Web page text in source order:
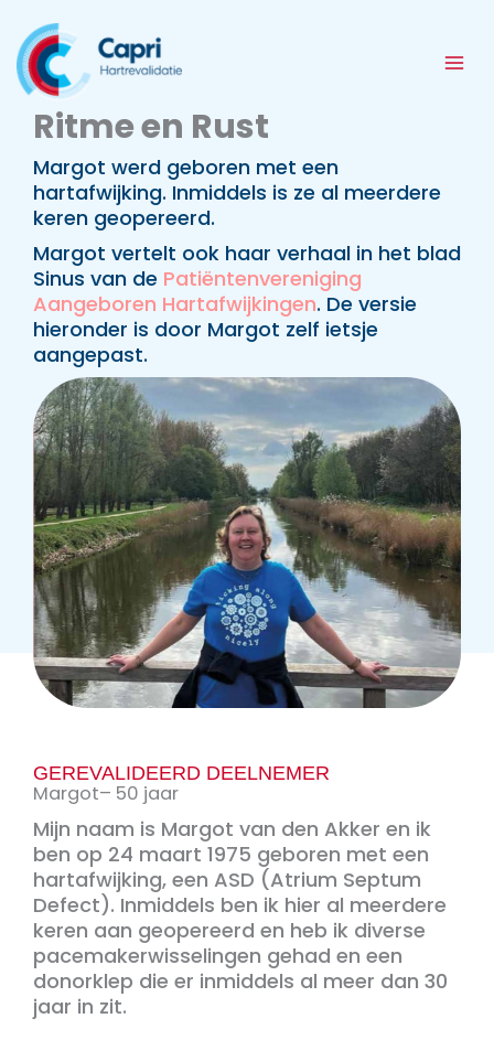
naar
de
inhoud
Ritme en Rust
Margot werd geboren met een
hartafwijking. Inmiddels is ze al meerdere
keren geopereerd.
Margot vertelt ook haar verhaal in het blad
Sinus van de Patiëntenvereniging
Aangeboren Hartafwijkingen. De versie
hieronder is door Margot zelf ietsje
aangepast.
GEREVALIDEERD DEELNEMER
Margot– 50 jaar
Mijn naam is Margot van den Akker en ik
ben op 24 maart 1975 geboren met een
hartafwijking, een ASD (Atrium Septum
Defect). Inmiddels ben ik hier al meerdere
keren aan geopereerd en heb ik diverse
pacemakerwisselingen gehad en een
donorklep die er inmiddels al meer dan 30
jaar in zit.